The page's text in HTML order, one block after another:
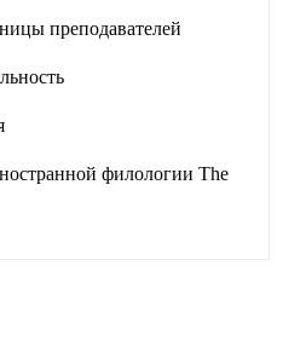
преподавателей
филологии The